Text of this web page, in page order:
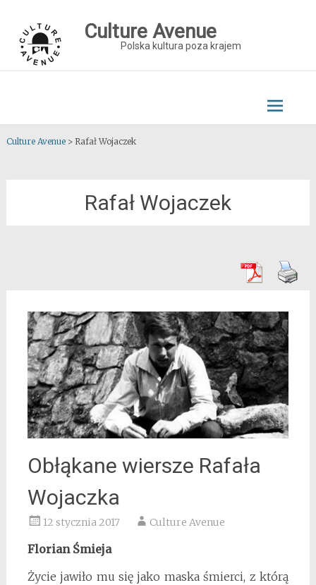
content
Culture Avenue
Polska kultura poza krajem
Culture Avenue> Rafał Wojaczek
Rafał Wojaczek
Obłąkane wiersze Rafała
Wojaczka
12 stycznia 2017 Culture Avenue
Florian Śmieja
Życie jawiło mu się jako maska śmierci, z którą